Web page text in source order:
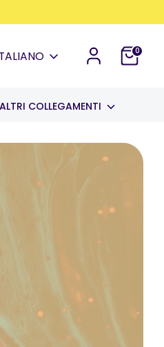
0
ALTRI COLLEGAMENTI